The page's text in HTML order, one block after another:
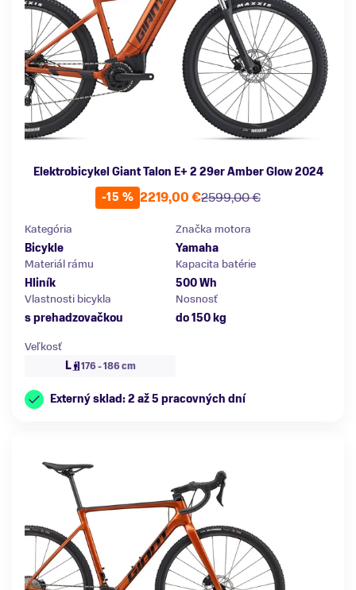
Elektrobicykel Giant Talon E+ 2 29er Amber Glow 2024
-15 %
2599,00 €
2219,00 €
Kategória
Bicykle
Značka motora
Yamaha
Materiál rámu
Hliník
Kapacita batérie
500 Wh
Vlastnosti bicykla
s prehadzovačkou
Nosnosť
do 150 kg
Veľkosť
L
176 - 186 cm
Externý sklad: 2 až 5 pracovných dní